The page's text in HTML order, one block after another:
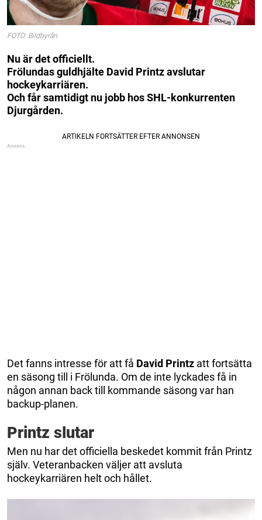
FOTO: Bildbyrån
Nu är det officiellt.
Frölundas guldhjälte David Printz avslutar
hockeykarriären.
Och får samtidigt nu jobb hos SHL-konkurrenten
Djurgården.
Det fanns intresse för att få David Printz att fortsätta
en säsong till i Frölunda. Om de inte lyckades få in
någon annan back till kommande säsong var han
backup-planen.
Printz slutar
Men nu har det officiella beskedet kommit från Printz
själv. Veteranbacken väljer att avsluta
hockeykarriären helt och hållet.